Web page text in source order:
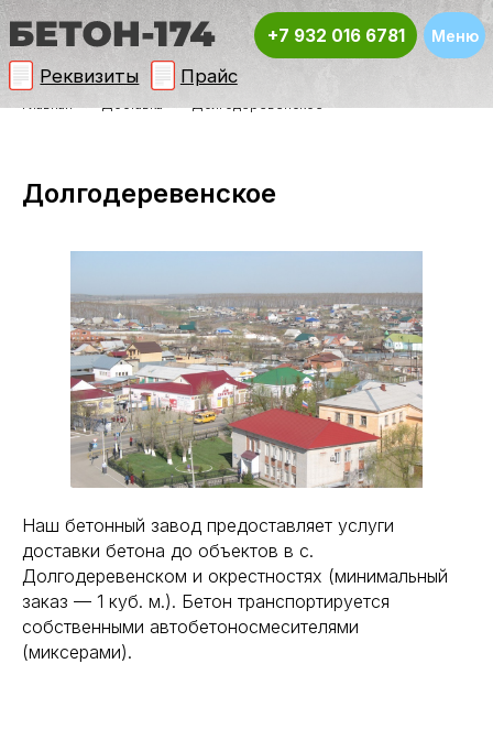
+7 932 016 6781
Реквизиты
Главная Доставка Долгодеревенское
Долгодеревенское
Наш бетонный завод предоставляет услуги
доставки бетона до объектов в с.
Долгодеревенском и окрестностях (минимальный
заказ — 1 куб. м.). Бетон транспортируется
собственными автобетоносмесителями
(миксерами).